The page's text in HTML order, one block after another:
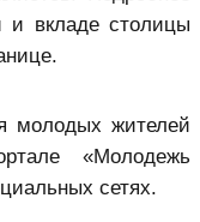
и вкладе столицы
молодых жителей
«Молодежь
сетях.